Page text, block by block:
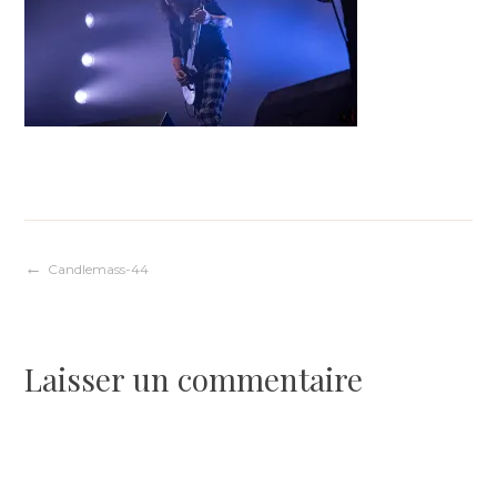
Navigation
l’article
Candlemass-44
Laisser un commentaire